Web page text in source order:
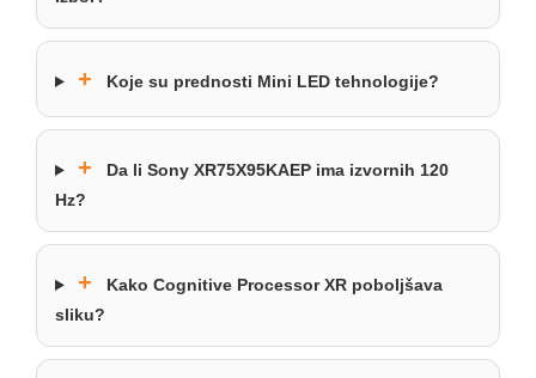
+ Koje su prednosti Mini LED tehnologije?
+
Da li Sony XR75X95KAEP ima izvornih 120
Hz?
+
Kako Cognitive Processor XR poboljšava
sliku?